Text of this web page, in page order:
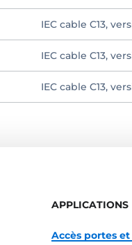
IEC cable C13,
IEC cable C13,
IEC cable C13,
APPLICATIONS
Accès portes